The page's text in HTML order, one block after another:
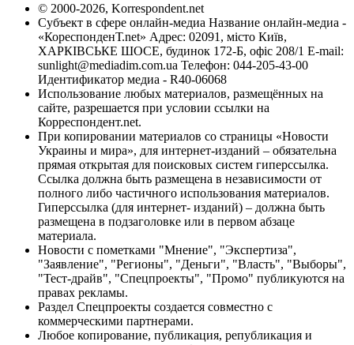
© 2000-2026, Korrespondent.net
Субъект в сфере онлайн-медиа Название онлайн-медиа -
«КореспонденТ.net» Адрес: 02091, місто Київ,
ХАРКІВСЬКЕ ШОСЕ, будинок 172-Б, офіс 208/1 E-mail:
sunlight@mediadim.com.ua Телефон: 044-205-43-00
Идентификатор медиа - R40-06068
Использование любых материалов, размещённых на
сайте, разрешается при условии ссылки на
Корреспондент.net.
При копировании материалов со страницы «Новости
Украины и мира», для интернет-изданий – обязательна
прямая открытая для поисковых систем гиперссылка.
Ссылка должна быть размещена в независимости от
полного либо частичного использования материалов.
Гиперссылка (для интернет- изданий) – должна быть
размещена в подзаголовке или в первом абзаце
материала.
Новости с пометками "Мнение", "Экспертиза",
"Заявление", "Регионы", "Деньги", "Власть", "Выборы",
"Тест-драйв", "Спецпроекты", "Промо" публикуются на
правах рекламы.
Раздел Спецпроекты создается совместно с
коммерческими партнерами.
Любое копирование, публикация, републикация и